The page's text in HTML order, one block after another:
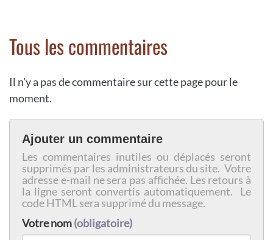
Tous les commentaires
Il n'y a pas de commentaire sur cette page pour le
moment.
Ajouter un commentaire
Les commentaires inutiles ou déplacés seront
supprimés par les administrateurs du site. Votre
adresse e-mail ne sera pas affichée. Les retours à
la ligne seront convertis automatiquement. Le
code HTML sera supprimé du message.
Votre nom(obligatoire)